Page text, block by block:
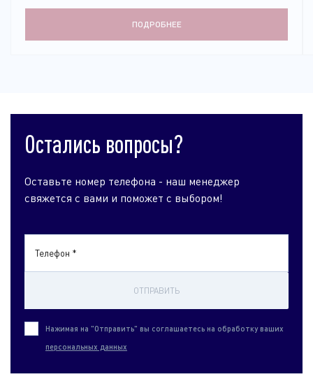
ПОДРОБНЕЕ
Остались вопросы?
Оставьте номер телефона - наш менеджер
свяжется с вами и поможет с выбором!
Телефон *
ОТПРАВИТЬ
Нажимая на "Отправить" вы соглашаетесь на обработку ваших
персональных данных